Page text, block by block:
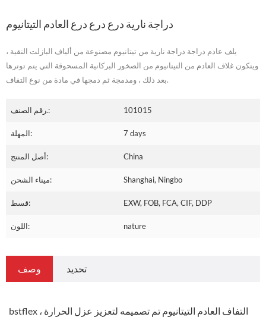
دراجة نارية درع درع درع العادم التيتانيوم
يلف عادم دراجة دراجة نارية من تيتانيوم مصنوعة من ألياف البازلت النقية ،
ويتكون غلاف العادم من التيتانيوم من الصخور البركانية المسحوقة التي يتم توترها
بعد ذلك ، ومدمجة ثم دمجها في مادة من نوع التفاف.
رقم الصنف.: 101015
المهلة: 7 days
أصل المنتج: China
ميناء الشحن: Shanghai, Ningbo
قسط: EXW, FOB, FCA, CIF, DDP
اللون: nature
وصف تحديد
bstflex التفاف العادم التيتانيوم تم تصميمه لتعزيز عزل الحرارة ،